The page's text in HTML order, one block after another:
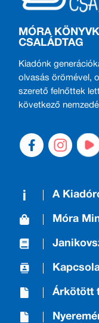
MÓRA
CSALÁDTAG
Kiadónk
olvasás örömével,
szerető felnőttek
következő
A
Móra
Árkötött